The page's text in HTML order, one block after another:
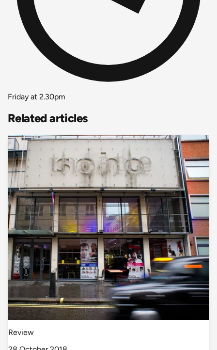
Friday at 2.30pm
Related articles
Review